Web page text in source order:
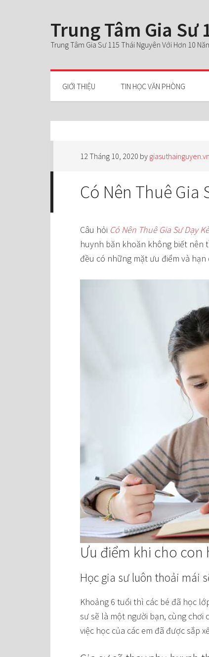
Trung Tâm Gia Sư
Trung Tâm Gia Sư 115 Thái Nguyên Với Hơn 10
GIỚI THIỆU TIN HỌC VĂN PHÒNG
12 Tháng 10, 2020 by giasuthainguyen.vn
Có Nên Thuê Gia
Câu hỏi Có Nên Thuê Gia Sư Dạy
huynh băn khoăn không biết nên
đều có những mặt ưu điểm và
Ưu điểm khi cho con
Học gia sư luôn thoải mái
Khoảng 6 tuổi thì các bé đã học
sư sẽ là một người bạn, cùng chơi
việc học của các em đã được sắp